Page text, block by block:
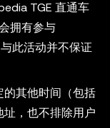
TGE 直通车
拥有参与
此活动并不保证
的其他时间（包括
，也不排除用户